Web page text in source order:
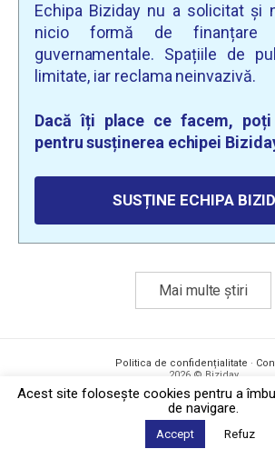
Echipa Biziday nu a solicitat și
nicio formă de finanțare
guvernamentale. Spațiile de
limitate, iar reclama neinvazivă.
Dacă îți place ce facem,
pentru susținerea echipei
SUSȚINE ECHIPA
Mai multe știri
Politica de confidențialitate ·
2026 © Biziday
Acest site foloseşte cookies pentru a
de navigare.
Accept Refuz